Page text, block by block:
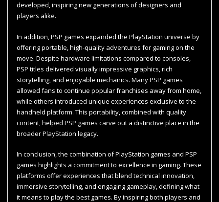
developed, inspiring new generations of designers and
players alike.
In addition, PSP games expanded the PlayStation universe by
offering portable, high-quality adventures for gaming on the
move. Despite hardware limitations compared to consoles,
PSP titles delivered visually impressive graphics, rich
storytelling, and enjoyable mechanics. Many PSP games
allowed fans to continue popular franchises away from home,
while others introduced unique experiences exclusive to the
handheld platform. This portability, combined with quality
content, helped PSP games carve out a distinctive place in the
broader PlayStation legacy.
In conclusion, the combination of PlayStation games and PSP
games highlights a commitment to excellence in gaming. These
platforms offer experiences that blend technical innovation,
immersive storytelling, and engaging gameplay, defining what
it means to play the best games. By inspiring both players and